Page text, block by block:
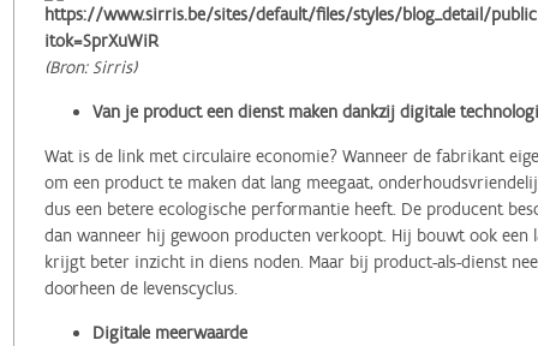
(Bron: Sirris)
Van je product een dienst maken dankzij digitale
Wat is de link met circulaire economie? Wanneer de fabrikant
om een product te maken dat lang meegaat,
dus een betere ecologische performantie heeft. De producent
dan wanneer hij gewoon producten verkoopt. Hij bouwt ook
krijgt beter inzicht in diens noden. Maar bij product-als-dienst
doorheen de levenscyclus.
Digitale meerwaarde